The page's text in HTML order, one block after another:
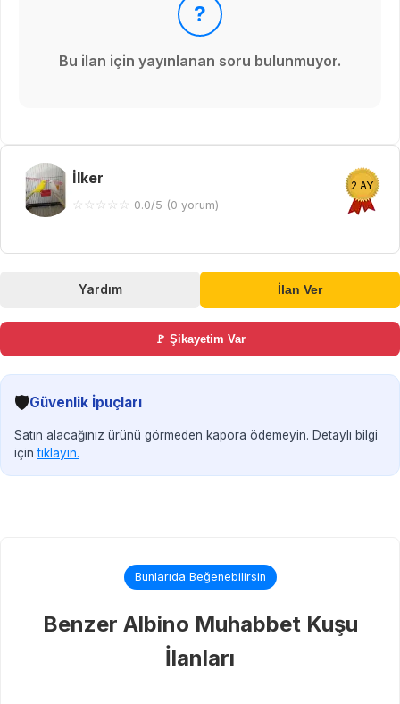
?
Bu ilan için yayınlanan soru bulunmuyor.
İlker
☆ ☆ ☆ ☆ ☆ 0.0/5 (0 yorum)
2 AY
Yardım İlan Ver
🚩 Şikayetim Var
🛡️Güvenlik İpuçları
Satın alacağınız ürünü görmeden kapora ödemeyin. Detaylı bilgi
içintıklayın.
Bunlarıda Beğenebilirsin
Benzer Albino Muhabbet Kuşu
İlanları